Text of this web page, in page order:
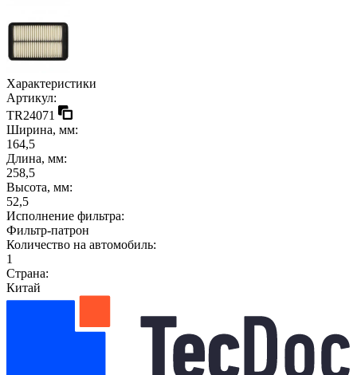
Характеристики
Артикул:
TR24071
Ширина, мм:
164,5
Длина, мм:
258,5
Высота, мм:
52,5
Исполнение фильтра:
Фильтр-патрон
Количество на автомобиль:
1
Страна:
Китай